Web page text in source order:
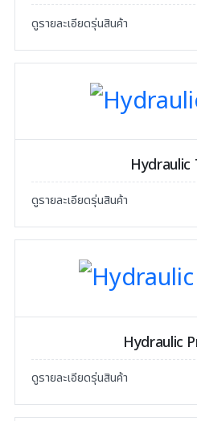
ดูรายละเอียดรุ่นสินค้า
Hydraulic
ดูรายละเอียดรุ่นสินค้า
Hydraulic
ดูรายละเอียดรุ่นสินค้า